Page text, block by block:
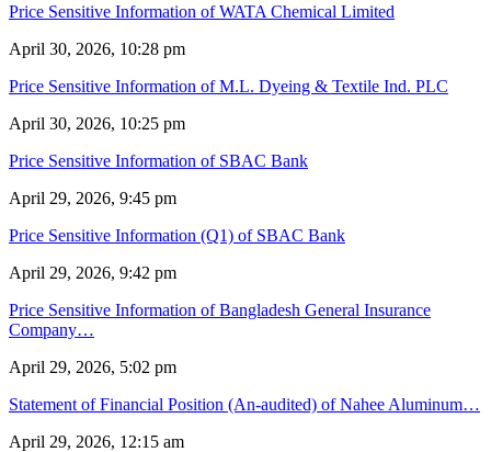
Price Sensitive Information of WATA Chemical Limited
April 30, 2026, 10:28 pm
Price Sensitive Information of M.L. Dyeing & Textile Ind. PLC
April 30, 2026, 10:25 pm
Price Sensitive Information of SBAC Bank
April 29, 2026, 9:45 pm
Price Sensitive Information (Q1) of SBAC Bank
April 29, 2026, 9:42 pm
Price Sensitive Information of Bangladesh General Insurance
Company…
April 29, 2026, 5:02 pm
Statement of Financial Position (An-audited) of Nahee Aluminum…
April 29, 2026, 12:15 am